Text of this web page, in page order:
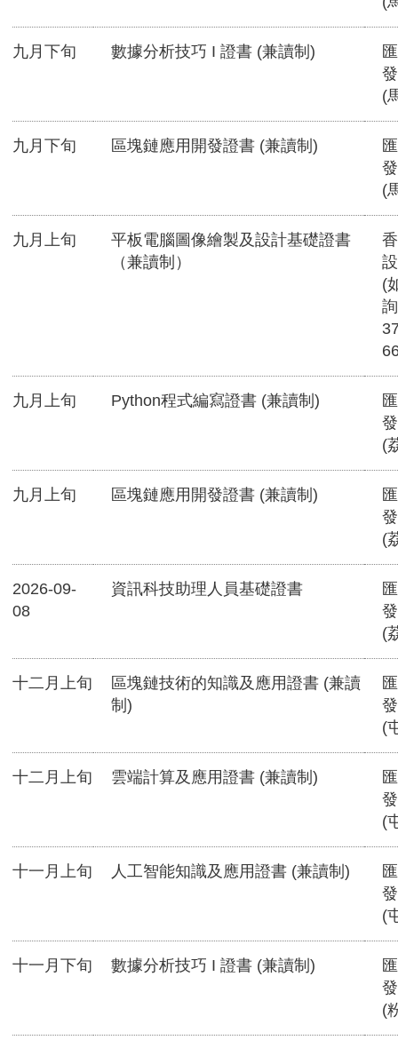
九月下旬 數據分析技巧 I 證書 (兼讀制)
(
九月下旬 區塊鏈應用開發證書 (兼讀制)
(
九月上旬
平板電腦圖像繪製及設計基礎證書
（兼讀制）
(
九月上旬 Python程式編寫證書 (兼讀制)
(
九月上旬 區塊鏈應用開發證書 (兼讀制)
(
2026-09-
08
資訊科技助理人員基礎證書
(
十二月上旬
區塊鏈技術的知識及應用證書 (兼讀
制)
(
十二月上旬 雲端計算及應用證書 (兼讀制)
(
十一月上旬 人工智能知識及應用證書 (兼讀制)
(
十一月下旬 數據分析技巧 I 證書 (兼讀制)
(